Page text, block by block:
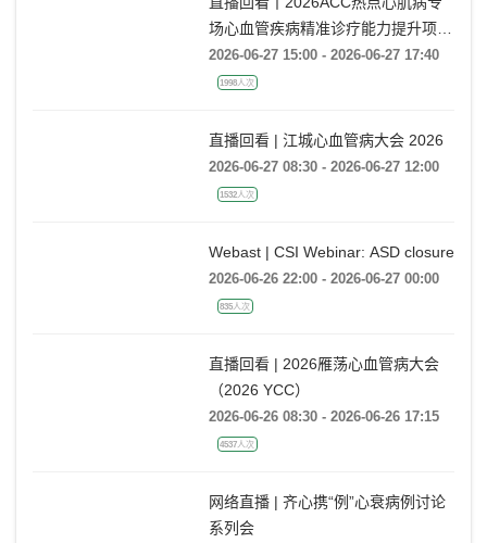
直播回看丨2026ACC热点心肌病专
场心血管疾病精准诊疗能力提升项目
广州场
2026-06-27 15:00 - 2026-06-27 17:40
直播回看 | 江城心血管病大会 2026
2026-06-27 08:30 - 2026-06-27 12:00
Webast | CSI Webinar: ASD closure
2026-06-26 22:00 - 2026-06-27 00:00
直播回看 | 2026雁荡心血管病大会
（2026 YCC）
2026-06-26 08:30 - 2026-06-26 17:15
网络直播 | 齐心携“例”心衰病例讨论